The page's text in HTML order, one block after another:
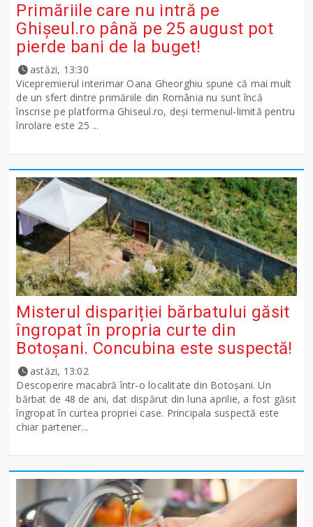
Primăriile care nu intră pe
Ghişeul.ro până pe 25 august pot
pierde bani de la buget!
astăzi, 13:30
Vicepremierul interimar Oana Gheorghiu spune că mai mult
de un sfert dintre primăriile din România nu sunt încă
înscrise pe platforma Ghiseul.ro, deși termenul-limită pentru
înrolare este 25 ...
Misterul dispariției bărbatului găsit
îngropat în propria curte din
Botoșani. Concubina este suspectă!
astăzi, 13:02
Descoperire macabră într-o localitate din Botoșani. Un
bărbat de 48 de ani, dat dispărut din luna aprilie, a fost găsit
îngropat în curtea propriei case. Principala suspectă este
chiar partener...